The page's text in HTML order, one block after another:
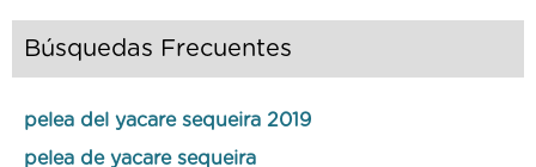
Búsquedas Frecuentes
pelea del yacare sequeira 2019
pelea de yacare sequeira